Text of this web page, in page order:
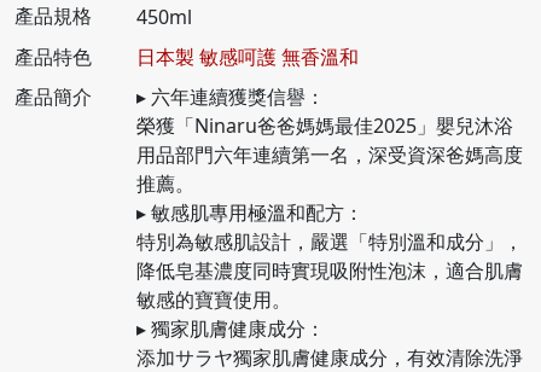
產品規格
450ml
產品特色
日本製 敏感呵護 無香溫和
產品簡介
▸ 六年連續獲獎信譽：
榮獲「Ninaru爸爸媽媽最佳2025」嬰兒沐浴
用品部門六年連續第一名，深受資深爸媽高度
推薦。
▸ 敏感肌專用極溫和配方：
特別為敏感肌設計，嚴選「特別溫和成分」，
降低皂基濃度同時實現吸附性泡沫，適合肌膚
敏感的寶寶使用。
▸ 獨家肌膚健康成分：
添加サラヤ獨家肌膚健康成分，有效清除洗淨